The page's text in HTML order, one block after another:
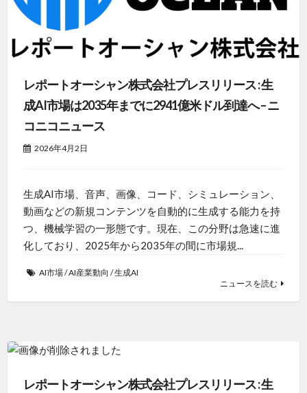
レポートオーシャン株式会社プレスリリース : 生
成AI市場は2035年までに2941億米ドル到達へ – ニ
コニコニュース
2026年4月2日
生成AI市場、音声、画像、コード、シミュレーション、
動画などの新規コンテンツを自動的に生成する能力を持
つ、機械学習の一形態です。現在、この分野は急速に進
化しており、2025年から2035年の間に市場規...
AI市場/AI産業動向 /生成AI
ニュースを読む
レポートオーシャン株式会社プレスリリース : 生